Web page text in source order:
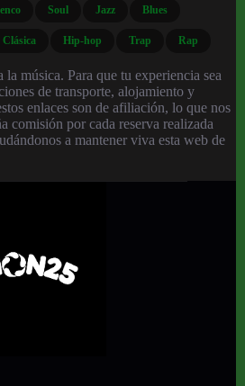
Soul Jazz Blues
Hip-hop Trap Rap
música. Para que tu experiencia sea
de transporte, alojamiento y
enlaces son de afiliación, lo que nos
comisión por cada reserva realizada
a mantener viva esta web de